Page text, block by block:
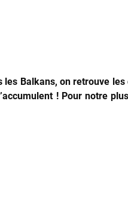
les Balkans, on retrouve
! Pour notre